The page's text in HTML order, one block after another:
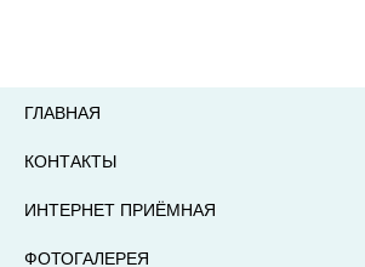
ГЛАВНАЯ
КОНТАКТЫ
ИНТЕРНЕТ ПРИЁМНАЯ
ФОТОГАЛЕРЕЯ